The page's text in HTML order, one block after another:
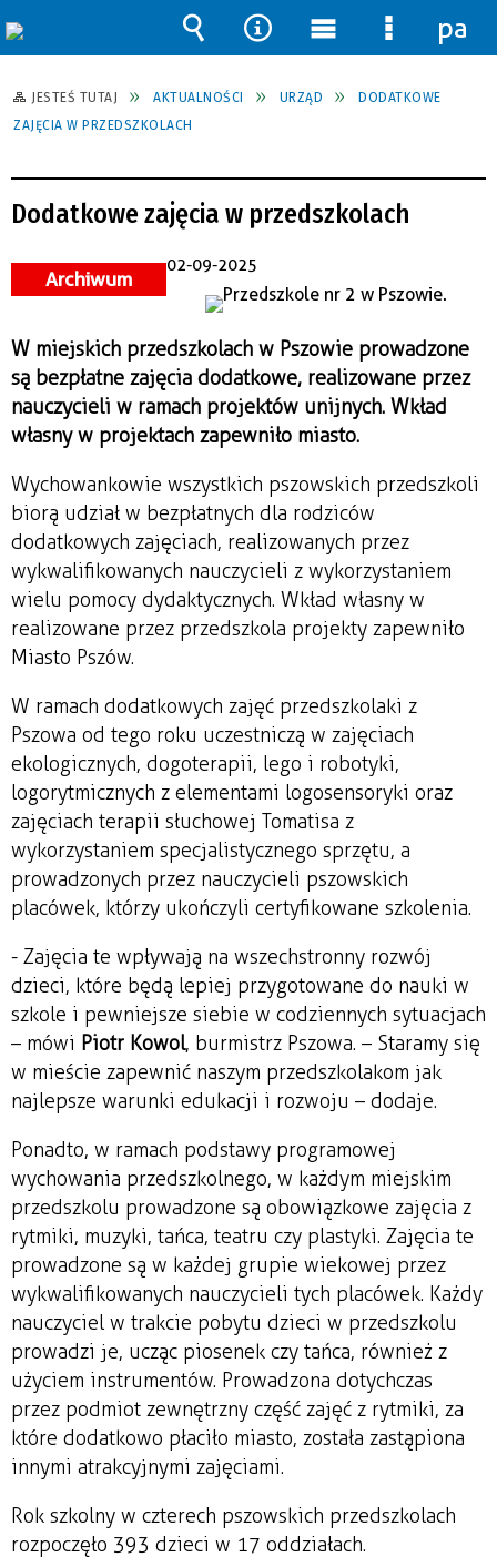
JESTEŚ TUTAJ AKTUALNOŚCI URZĄD
DODATKOWE
ZAJĘCIA W PRZEDSZKOLACH
Dodatkowe zajęcia w przedszkolach
Archiwum
02-09-2025
W miejskich przedszkolach w Pszowie prowadzone
są bezpłatne zajęcia dodatkowe, realizowane przez
nauczycieli w ramach projektów unijnych. Wkład
własny w projektach zapewniło miasto.
Wychowankowie wszystkich pszowskich przedszkoli
biorą udział w bezpłatnych dla rodziców
dodatkowych zajęciach, realizowanych przez
wykwalifikowanych nauczycieli z wykorzystaniem
wielu pomocy dydaktycznych. Wkład własny w
realizowane przez przedszkola projekty zapewniło
Miasto Pszów.
W ramach dodatkowych zajęć przedszkolaki z
Pszowa od tego roku uczestniczą w zajęciach
ekologicznych, dogoterapii, lego i robotyki,
logorytmicznych z elementami logosensoryki oraz
zajęciach terapii słuchowej Tomatisa z
wykorzystaniem specjalistycznego sprzętu, a
prowadzonych przez nauczycieli pszowskich
placówek, którzy ukończyli certyfikowane szkolenia.
- Zajęcia te wpływają na wszechstronny rozwój
dzieci, które będą lepiej przygotowane do nauki w
szkole i pewniejsze siebie w codziennych sytuacjach
– mówi Piotr Kowol, burmistrz Pszowa. – Staramy się
w mieście zapewnić naszym przedszkolakom jak
najlepsze warunki edukacji i rozwoju – dodaje.
Ponadto, w ramach podstawy programowej
wychowania przedszkolnego, w każdym miejskim
przedszkolu prowadzone są obowiązkowe zajęcia z
rytmiki, muzyki, tańca, teatru czy plastyki. Zajęcia te
prowadzone są w każdej grupie wiekowej przez
wykwalifikowanych nauczycieli tych placówek. Każdy
nauczyciel w trakcie pobytu dzieci w przedszkolu
prowadzi je, ucząc piosenek czy tańca, również z
użyciem instrumentów. Prowadzona dotychczas
przez podmiot zewnętrzny część zajęć z rytmiki, za
które dodatkowo płaciło miasto, została zastąpiona
innymi atrakcyjnymi zajęciami.
Rok szkolny w czterech pszowskich przedszkolach
rozpoczęło 393 dzieci w 17 oddziałach.
Wyszukiwarka
Narzędzia
Menu
główne
Menu